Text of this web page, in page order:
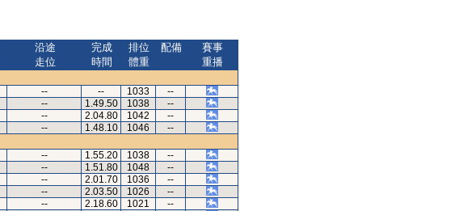
沿途
走位
完成
時間
排位
體重
配備
賽事
重播
-- -- 1033
--
-- 1.49.50 1038
--
-- 2.04.80 1042
--
-- 1.48.10 1046
--
-- 1.55.20 1038
--
-- 1.51.80 1048
--
-- 2.01.70 1036
--
-- 2.03.50 1026
--
-- 2.18.60 1021
--